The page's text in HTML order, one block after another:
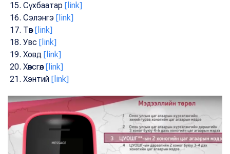
Сүхбаатар [link]
Сэлэнгэ [link]
Төв[link]
Увс [link]
Ховд [link]
Хөвсгөл[link]
Хэнтий [link]